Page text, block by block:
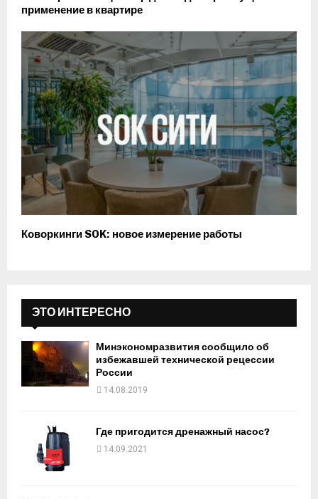
применение в квартире
Коворкинги SOK: новое измерение работы
ЭТО ИНТЕРЕСНО
Минэкономразвития сообщило об
избежавшей технической рецессии
России
14.08.2019
Где пригодится дренажный насос?
14.09.2021